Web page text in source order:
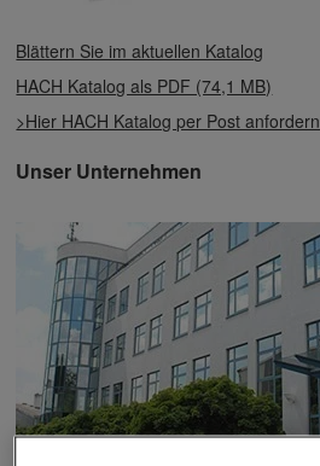
Blättern Sie im aktuellen Katalog
HACH Katalog als PDF (74,1 MB)
>Hier HACH Katalog per Post anfordern
Unser Unternehmen